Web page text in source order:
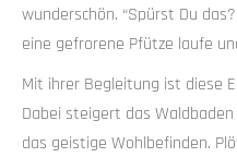
wunderschön. “Spürst Du
eine gefrorene Pfütze laufe
Mit ihrer Begleitung ist diese
Dabei steigert das
das geistige Wohlbefinden.